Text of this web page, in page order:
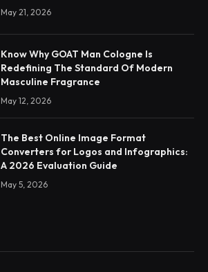
May 21, 2026
Know Why GOAT Man Cologne Is
Redefining The Standard Of Modern
Masculine Fragrance
May 12, 2026
The Best Online Image Format
Converters for Logos and Infographics:
A 2026 Evaluation Guide
May 5, 2026